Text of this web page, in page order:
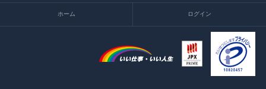
ホーム ログイン